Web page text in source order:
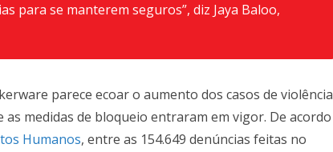
para se manterem seguros”, diz Jaya Baloo,
parece ecoar o aumento dos casos de violência
medidas de bloqueio entraram em vigor. De acordo
Humanos, entre as 154.649 denúncias feitas no